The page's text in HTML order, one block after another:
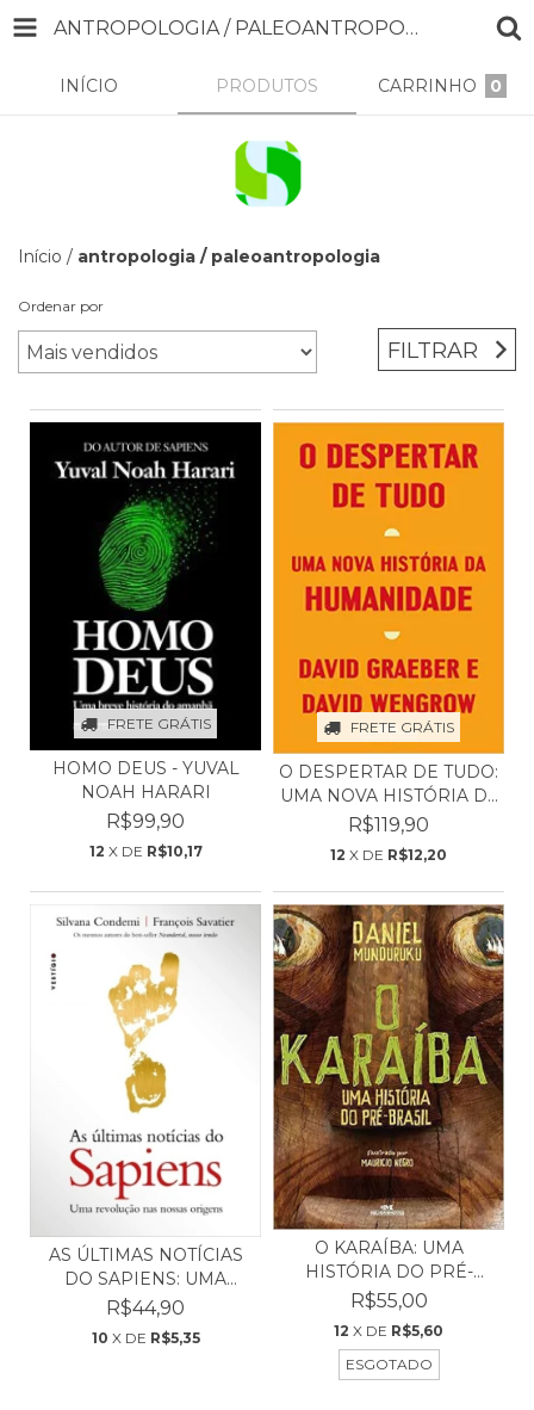
ANTROPOLOGIA / PALEOANTROPOLOGIA
INÍCIO PRODUTOS CARRINHO 0
Início / antropologia / paleoantropologia
Ordenar por
FILTRAR
FRETE GRÁTIS
HOMO DEUS - YUVAL
NOAH HARARI
R$99,90
12 X DE R$10,17
FRETE GRÁTIS
O DESPERTAR DE TUDO:
UMA NOVA HISTÓRIA D...
R$119,90
12 X DE R$12,20
AS ÚLTIMAS NOTÍCIAS
DO SAPIENS: UMA
REVO...
R$44,90
10 X DE R$5,35
O KARAÍBA: UMA
HISTÓRIA DO PRÉ-
BRASIL -...
R$55,00
12 X DE R$5,60
ESGOTADO